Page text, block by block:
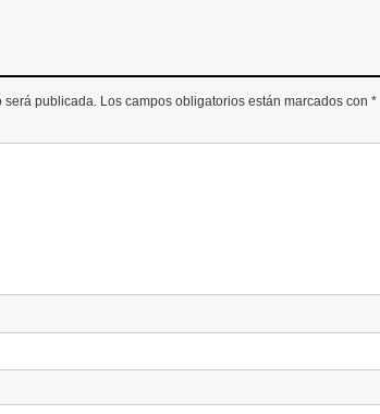
publicada. Los campos obligatorios están marcados con *